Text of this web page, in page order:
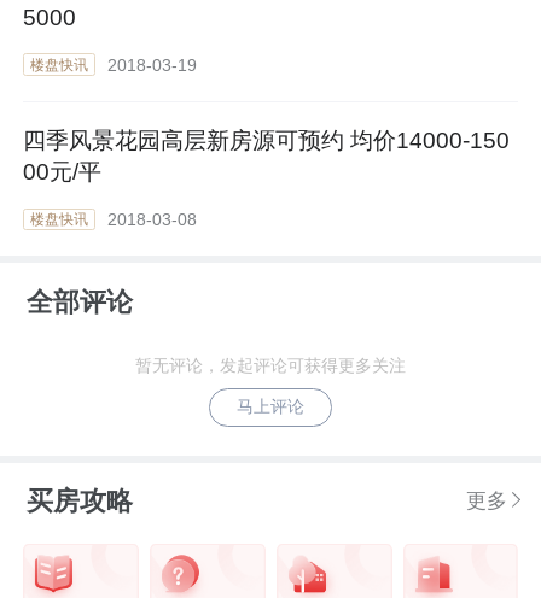
5000
楼盘快讯 2018-03-19
四季风景花园高层新房源可预约 均价14000-150
00元/平
楼盘快讯 2018-03-08
全部评论
暂无评论，发起评论可获得更多关注
马上评论
买房攻略 更多